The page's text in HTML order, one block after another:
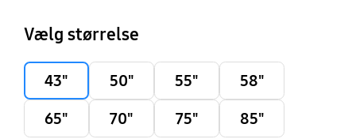
Vælg størrelse
43" 50" 55"
58"
65"
70" 75" 85"